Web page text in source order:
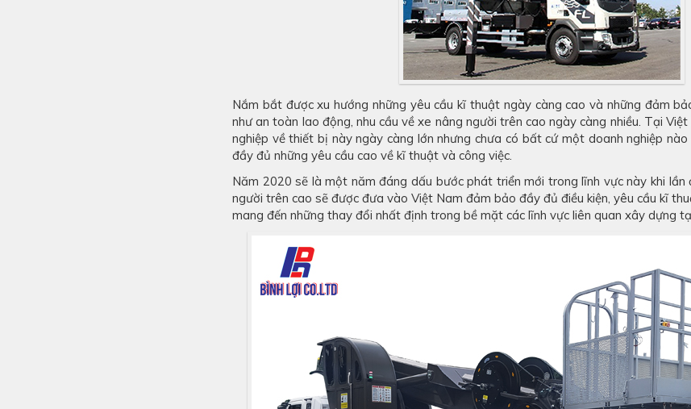
Nắm bắt được xu hướng những yêu cầu kĩ thuật ngày càng cao và những đảm
như an toàn lao động, nhu cầu về xe nâng người trên cao ngày càng nhiều. Tại
nghiệp về thiết bị này ngày càng lớn nhưng chưa có bất cứ một doanh nghiệp
đầy đủ những yêu cầu cao về kĩ thuật và công việc.
Năm 2020 sẽ là một năm đáng dấu bước phát triển mới trong lĩnh vực này khi
người trên cao sẽ được đưa vào Việt Nam đảm bảo đầy đủ điều kiện, yêu cầu kĩ
mang đến những thay đổi nhất định trong bề mặt các lĩnh vực liên quan xây dựng